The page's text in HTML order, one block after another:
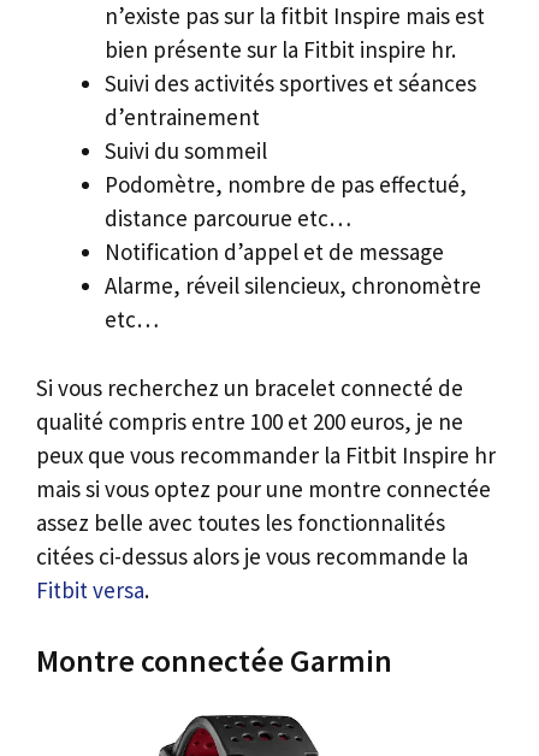
n’existe pas sur la fitbit Inspire mais est
bien présente sur la Fitbit inspire hr.
Suivi des activités sportives et séances
d’entrainement
Suivi du sommeil
Podomètre, nombre de pas effectué,
distance parcourue etc…
Notification d’appel et de message
Alarme, réveil silencieux, chronomètre
etc…
Si vous recherchez un bracelet connecté de
qualité compris entre 100 et 200 euros, je ne
peux que vous recommander la Fitbit Inspire hr
mais si vous optez pour une montre connectée
assez belle avec toutes les fonctionnalités
citées ci-dessus alors je vous recommande la
Fitbit versa.
Montre connectée Garmin